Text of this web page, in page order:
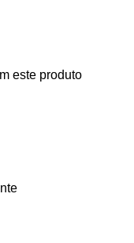
este produto